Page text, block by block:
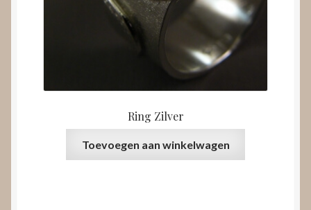
Ring Zilver
Toevoegen aan winkelwagen